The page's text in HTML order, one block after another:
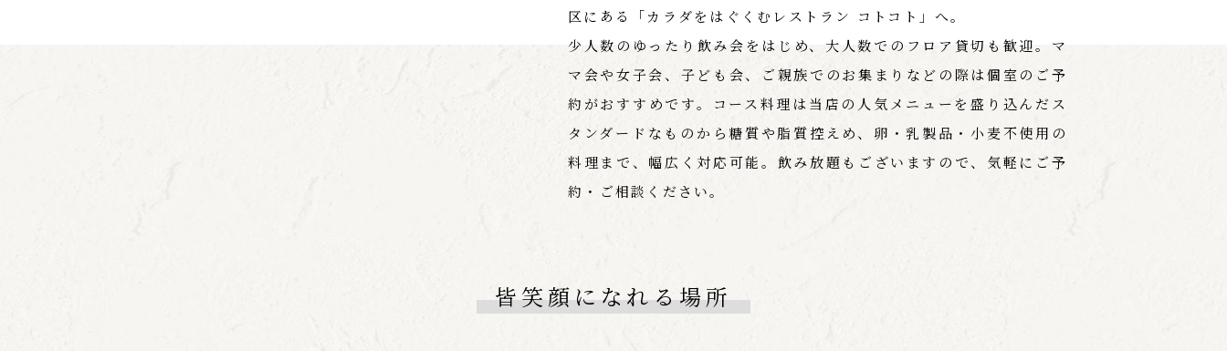
区にある「カラダをはぐくむレストラン コトコト」へ。
少人数のゆったり飲み会をはじめ、大人数でのフロア貸切も歓迎。マ
マ会や女子会、子ども会、ご親族でのお集まりなどの際は個室のご予
約がおすすめです。コース料理は当店の人気メニューを盛り込んだス
タンダードなものから糖質や脂質控えめ、卵・乳製品・小麦不使用の
料理まで、幅広く対応可能。飲み放題もございますので、気軽にご予
約・ご相談ください。
皆笑顔になれる場所